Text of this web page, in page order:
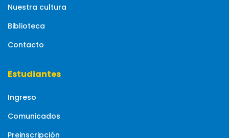
Nuestra cultura
Biblioteca
Contacto
Estudiantes
Ingreso
Comunicados
Preinscripción